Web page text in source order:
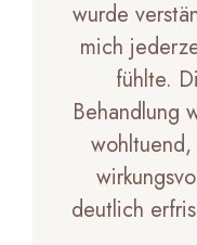
wurde
mich
fühlte.
Behandlung
deutlich